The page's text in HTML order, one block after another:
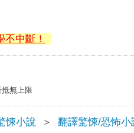
中斷！
抵無上限
悚小說 ＞ 翻譯驚悚/恐怖小